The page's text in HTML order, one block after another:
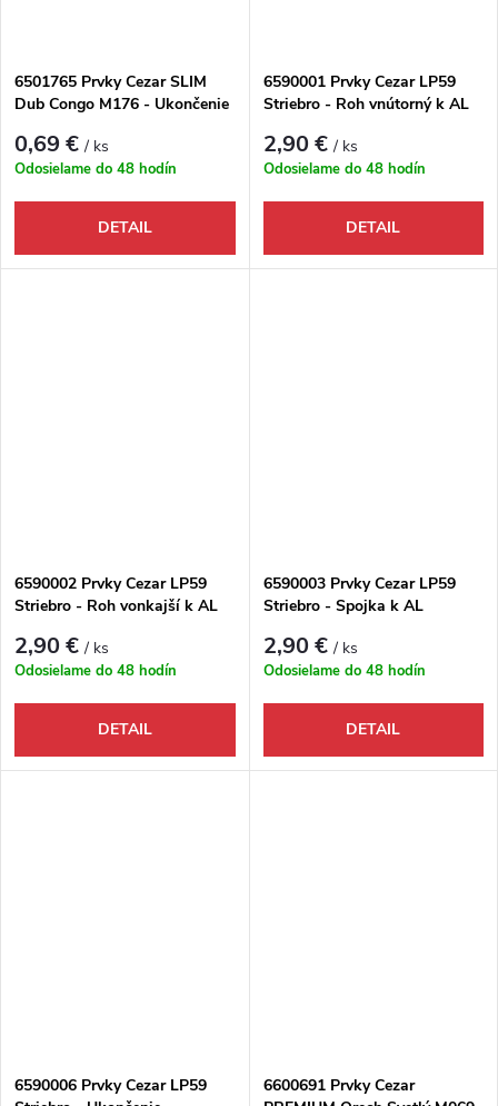
6501765 Prvky Cezar SLIM
Dub Congo M176 - Ukončenie
0,69 €/ ks
Odosielame do 48 hodín
DETAIL
6590001 Prvky Cezar LP59
Striebro - Roh vnútorný k AL
2,90 €/ ks
Odosielame do 48 hodín
DETAIL
6590002 Prvky Cezar LP59
Striebro - Roh vonkajší k AL
2,90 €/ ks
Odosielame do 48 hodín
DETAIL
6590003 Prvky Cezar LP59
Striebro - Spojka k AL
2,90 €/ ks
Odosielame do 48 hodín
DETAIL
6590006 Prvky Cezar LP59
6600691 Prvky Cezar